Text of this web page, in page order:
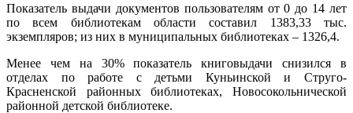
Показатель выдачи документов пользователям от 0 до 14 лет
по всем библиотекам области составил 1383,33 тыс.
экземпляров; из них в муниципальных библиотеках ‒ 1326,4.
Менее чем на 30% показатель книговыдачи снизился в
отделах по работе с детьми Куньинской и Струго-
Красненской районных библиотеках, Новосокольнической
районной детской библиотеке.